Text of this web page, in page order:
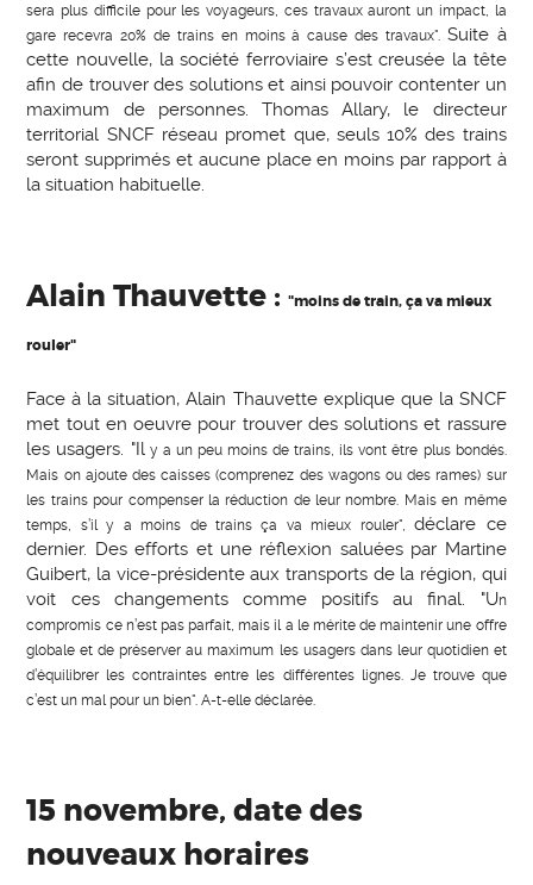
sera plus difficile pour les voyageurs, ces travaux auront un impact, la
gare recevra 20% de trains en moins à cause des travaux". Suite à
cette nouvelle, la société ferroviaire s’est creusée la tête
afin de trouver des solutions et ainsi pouvoir contenter un
maximum de personnes. Thomas Allary, le directeur
territorial SNCF réseau promet que, seuls 10% des trains
seront supprimés et aucune place en moins par rapport à
la situation habituelle.
Alain Thauvette :"moins de train, ça va mieux
rouler"
Face à la situation, Alain Thauvette explique que la SNCF
met tout en oeuvre pour trouver des solutions et rassure
les usagers. "Il y a un peu moins de trains, ils vont être plus bondés.
Mais on ajoute des caisses (comprenez des wagons ou des rames) sur
les trains pour compenser la réduction de leur nombre. Mais en même
temps, s’il y a moins de trains ça va mieux rouler",déclare ce
dernier. Des efforts et une réflexion saluées par Martine
Guibert, la vice-présidente aux transports de la région, qui
voit ces changements comme positifs au final. "Un
compromis ce n’est pas parfait, mais il a le mérite de maintenir une offre
globale et de préserver au maximum les usagers dans leur quotidien et
d’équilibrer les contraintes entre les différentes lignes. Je trouve que
c’est un mal pour un bien". A-t-elle déclarée.
15 novembre, date des
nouveaux horaires